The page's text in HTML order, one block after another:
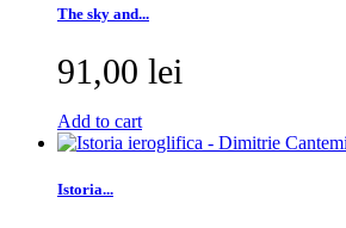
The sky and...
91,00 lei
Add to cart
Istoria...